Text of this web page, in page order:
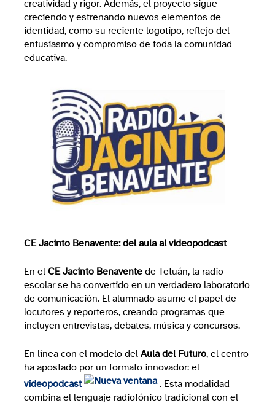
creatividad y rigor. Además, el proyecto sigue
creciendo y estrenando nuevos elementos de
identidad, como su reciente logotipo, reflejo del
entusiasmo y compromiso de toda la comunidad
educativa.
CE Jacinto Benavente: del aula al videopodcast
En el CE Jacinto Benavente de Tetuán, la radio
escolar se ha convertido en un verdadero laboratorio
de comunicación. El alumnado asume el papel de
locutores y reporteros, creando programas que
incluyen entrevistas, debates, música y concursos.
En línea con el modelo del Aula del Futuro, el centro
ha apostado por un formato innovador: el
videopodcast
. Esta modalidad
combina el lenguaje radiofónico tradicional con el